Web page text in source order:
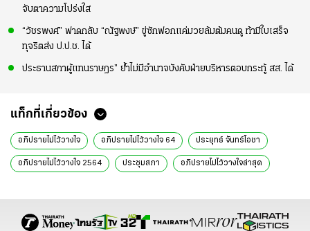
จับตาความโปร่งใส
“วัชรพงศ์” ฟาดกลับ “ณัฐพงษ์” ขู่ซักฟอกแค่มวยล้มต้มคนดู ท้ามีใบเสร็จ
ทุจริตส่ง ป.ป.ช. ได้
ประธานสภาผู้แทนราษฎร” ย้ำไม่มีอำนาจบังคับฝ่ายบริหารตอบกระทู้ สส. ได้
แท็กที่เกี่ยวข้อง
อภิปรายไม่ไว้วางใจ อภิปรายไม่ไว้วางใจ 64 ประยุทธ์ จันทร์โอชา
อภิปรายไม่ไว้วางใจ 2564 ประชุมสภา อภิปรายไม่ไว้วางใจล่าสุด